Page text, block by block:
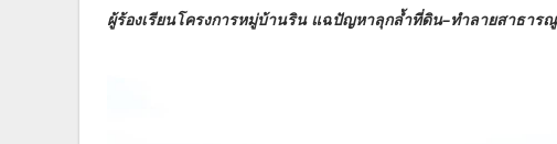
ผู้ร้องเรียนโครงการหมู่บ้านริน แฉปัญหาลุกล้ำที่ดิน–ทำลายสาธาร